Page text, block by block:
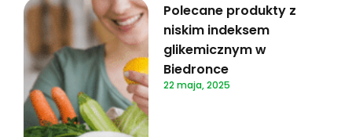
Polecane produkty z
niskim indeksem
glikemicznym w
Biedronce
22 maja, 2025